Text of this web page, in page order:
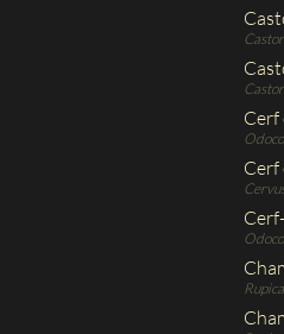
Cerf
Cerf